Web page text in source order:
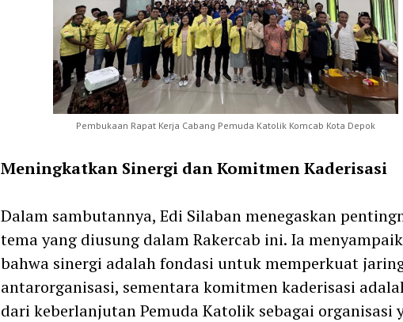
Pembukaan Rapat Kerja Cabang Pemuda Katolik Komcab Kota Depok
Meningkatkan Sinergi dan Komitmen Kaderisasi
Dalam sambutannya, Edi Silaban menegaskan
tema yang diusung dalam Rakercab ini. Ia
bahwa sinergi adalah fondasi untuk memperkuat
antarorganisasi, sementara komitmen kaderisasi
dari keberlanjutan Pemuda Katolik sebagai organisasi